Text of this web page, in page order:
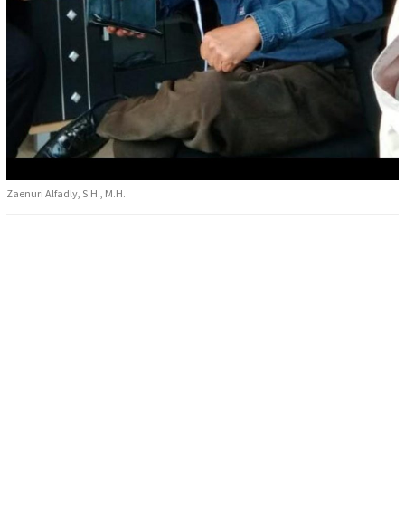
Zaenuri Alfadly, S.H., M.H.